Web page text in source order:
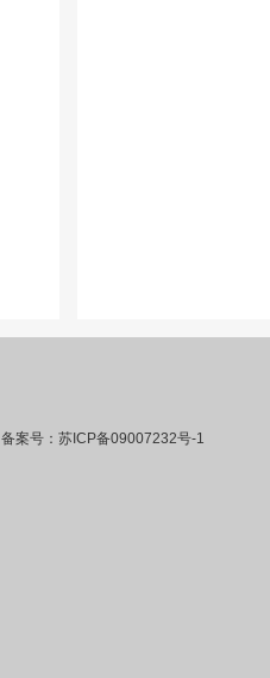
备案号：苏ICP备09007232号-1